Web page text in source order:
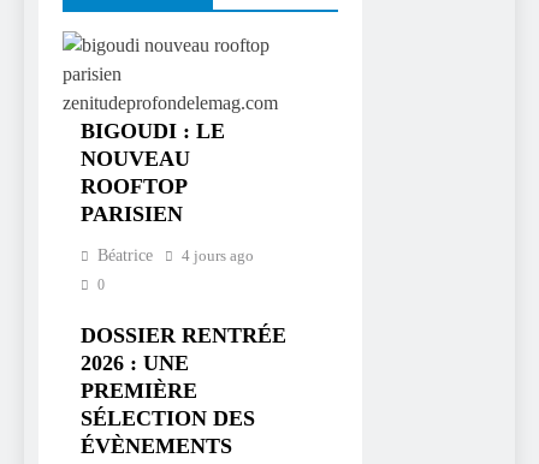
BIGOUDI : LE
NOUVEAU
ROOFTOP
PARISIEN
Béatrice 4 jours ago
0
DOSSIER RENTRÉE
2026 : UNE
PREMIÈRE
SÉLECTION DES
ÉVÈNEMENTS